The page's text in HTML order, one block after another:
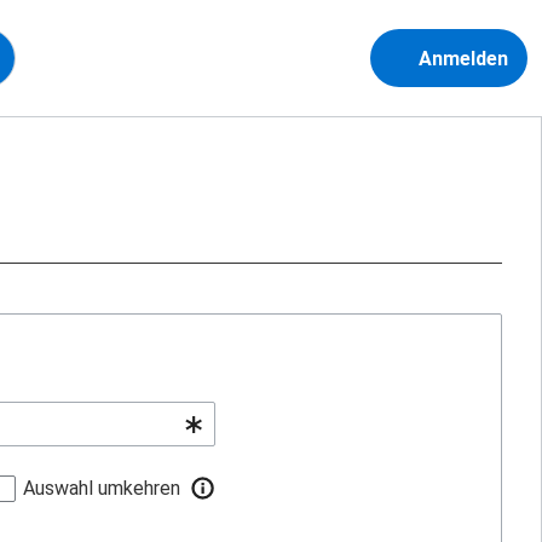
Anmelden
Auswahl umkehren